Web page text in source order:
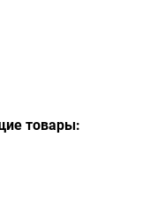
товары: